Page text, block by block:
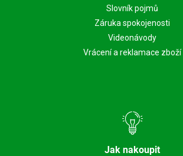
Slovník pojmů
Záruka spokojenosti
Videonávody
Vrácení a reklamace zboží
Jak nakoupit